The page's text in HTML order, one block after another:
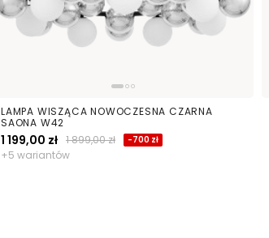
LAMPA WISZĄCA NOWOCZESNA CZARNA
SAONA W42
1 199,00 zł 1 899,00 zł -700 zł
+5 wariantów